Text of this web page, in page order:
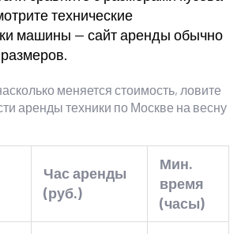
технические
машины — сайт аренды обычно
меняется стоимость, ловите
аренды техники по Москве на весну
Час аренды
(руб.)
Мин.
время
(часы)